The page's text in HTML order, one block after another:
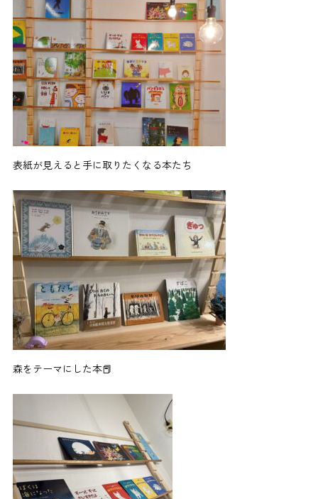
表紙が見えると手に取りたくなる本たち
森をテーマにした本📕